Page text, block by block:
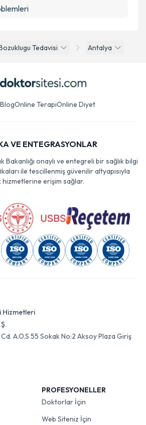
Tedavisi Antalya
BlogOnline TerapiOnline Diyet
VE ENTEGRASYONLAR
Bakanlığı onaylı ve entegreli bir sağlık bilgi
ile tescillenmiş güvenilir altyapısıyla
hizmetlerine erişim sağlar.
Hizmetleri
A.O.S 55 Sokak No:2 Aksoy Plaza Giriş
PROFESYONELLER
Doktorlar İçin
Web Siteniz İçin